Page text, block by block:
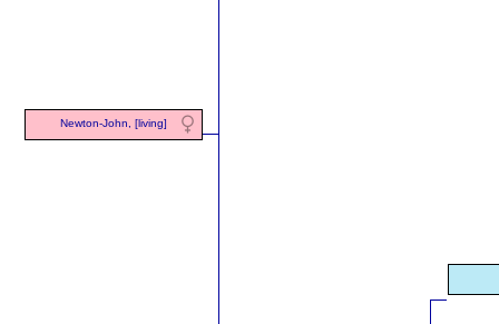
Newton-John, [living]